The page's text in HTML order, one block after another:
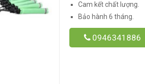
Cam kết chất lượng.
Bảo hành 6 tháng.
0946341886